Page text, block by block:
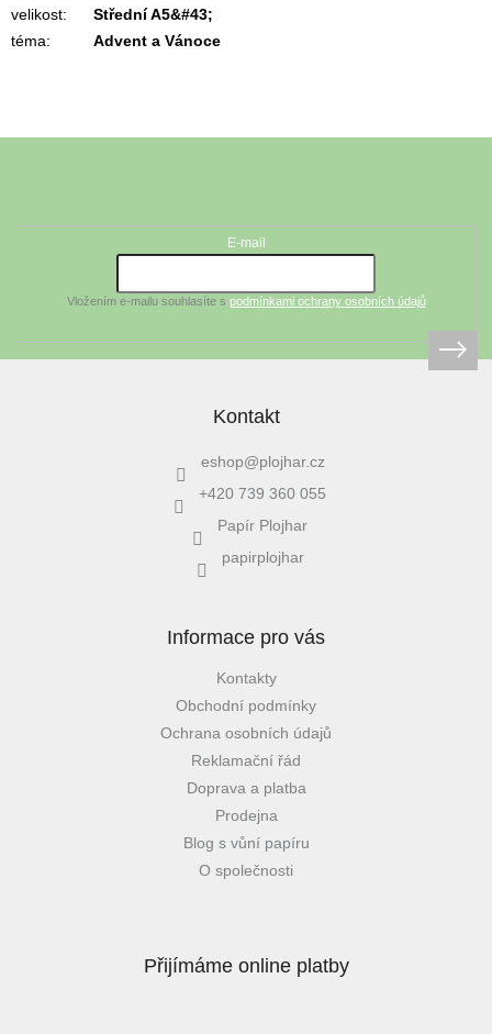
velikost:
Střední A5&#43;
téma: Advent a Vánoce
E-mail
Vložením e-mailu souhlasíte s podmínkami ochrany osobních údajů
Kontakt
eshop@plojhar.cz
+420 739 360 055
Papír Plojhar
papirplojhar
Informace pro vás
Kontakty
Obchodní podmínky
Ochrana osobních údajů
Reklamační řád
Doprava a platba
Prodejna
Blog s vůní papíru
O společnosti
Přijímáme online platby